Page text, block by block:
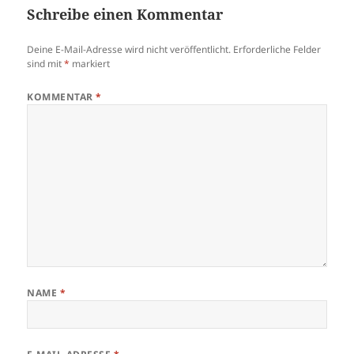
Schreibe einen Kommentar
Deine E-Mail-Adresse wird nicht veröffentlicht. Erforderliche Felder
sind mit* markiert
KOMMENTAR*
NAME *